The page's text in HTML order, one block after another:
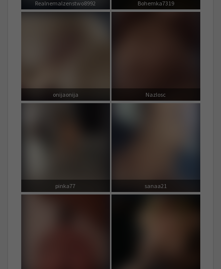
Realnemalzenstwo8992 Bohemka7319
onijaonija Nazlosc
pinka77 sanaa21